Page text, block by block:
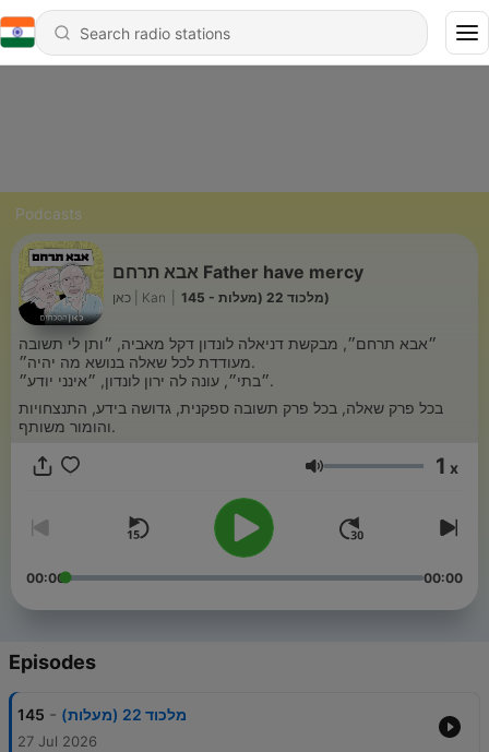
Podcasts
אבא תרחם Father have mercy
כאן | Kan 145 - מלכוד 22 (מעלות)
״אבא תרחם״, מבקשת דניאלה לונדון דקל מאביה, ״ותן לי תשובה
מעודדת לכל שאלה בנושא מה יהיה״.
״בתי״, עונה לה ירון לונדון, ״אינני יודע״.
בכל פרק שאלה, בכל פרק תשובה ספקנית, גדושה בידע, התנצחויות
והומור משותף.
Volume 1 x
00:00 00:00
Episodes
145 - מלכוד 22 (מעלות)
27 Jul 2026